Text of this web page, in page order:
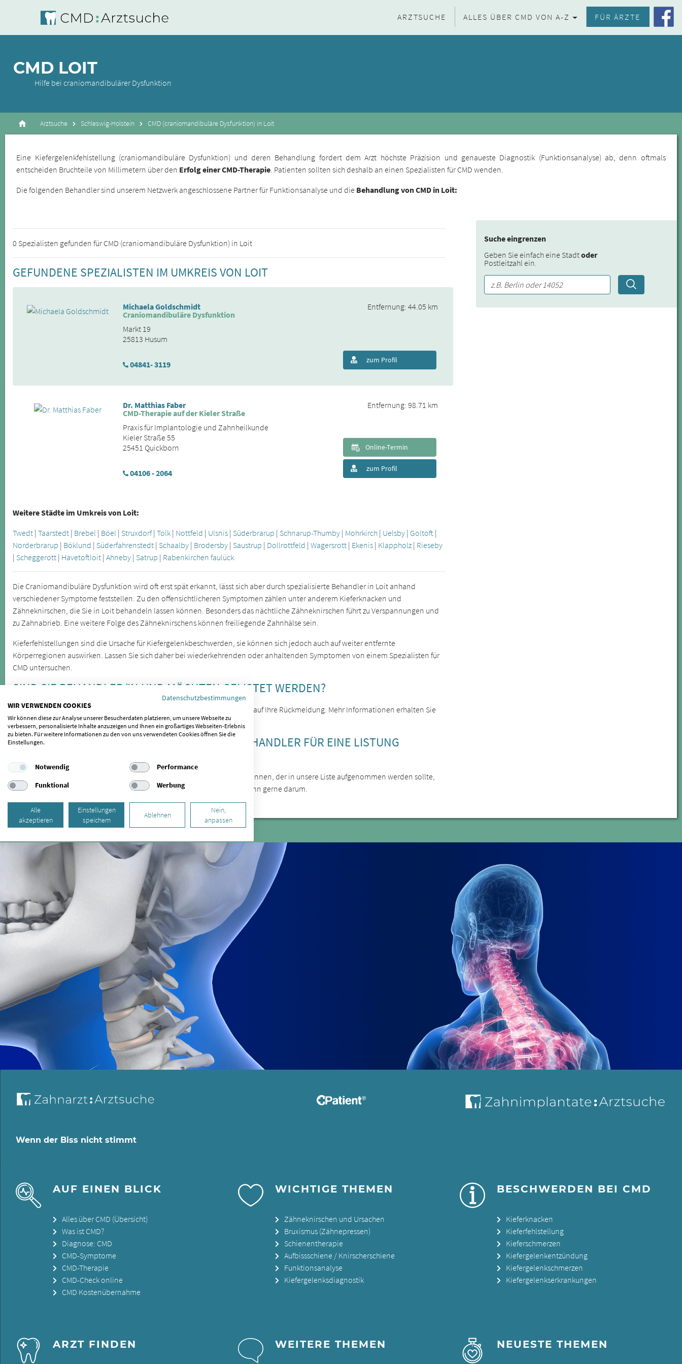
ARZTSUCHE ALLES ÜBER CMD VON A-Z FÜR ÄRZTE
CMD LOIT
Hilfe bei craniomandibulärer Dysfunktion
Arztsuche Schleswig-Holstein CMD (craniomandibuläre Dysfunktion) in Loit
Eine Kiefergelenkfehlstellung (craniomandibuläre Dysfunktion) und deren Behandlung fordert dem Arzt höchste Präzision und genaueste Diagnostik (Funktionsanalyse) ab, denn oftmals
entscheiden Bruchteile von Millimetern über den Erfolg einer CMD-Therapie . Patienten sollten sich deshalb an einen Spezialisten für CMD wenden.
Die folgenden Behandler sind unserem Netzwerk angeschlossene Partner für Funktionsanalyse und die Behandlung von CMD in Loit:
Suche eingrenzen
Geben Sie einfach eine Stadtoder
Postleitzahl ein.
0 Spezialisten gefunden für CMD (craniomandibuläre Dysfunktion) in Loit
GEFUNDENE SPEZIALISTEN IM UMKREIS VON LOIT
Michaela Goldschmidt
Craniomandibuläre Dysfunktion
Markt 19
25813 Husum
04841- 3119
Entfernung: 44.05 km
zum Profil
Dr. Matthias Faber
CMD-Therapie auf der Kieler Straße
Praxis für Implantologie und Zahnheilkunde
Kieler Straße 55
25451 Quickborn
04106 - 2064
Entfernung: 98.71 km
zum Profil
Online-Termin
Weitere Städte im Umkreis von Loit:
Twedt |Taarstedt | Brebel | Böel | Struxdorf|Tolk | Nottfeld | Ulsnis | Süderbrarup | Schnarup-Thumby | Mohrkirch | Uelsby | Goltoft |
Norderbrarup | Böklund | Süderfahrenstedt | Schaalby | Brodersby | Saustrup | Dollrottfeld |Wagersrott | Ekenis | Klappholz | Rieseby
| Scheggerott | Havetoftloit |Ahneby | Satrup | Rabenkirchen faulück
Die Craniomandibuläre Dysfunktion wird oft erst spät erkannt, lässt sich aber durch spezialisierte Behandler in Loit anhand
verschiedener Symptome feststellen. Zu den offensichtlicheren Symptomen zählen unter anderem Kieferknacken und
Zähneknirschen, die Sie in Loit behandeln lassen können. Besonders das nächtliche Zähneknirschen führt zu Verspannungen und
zu Zahnabrieb. Eine weitere Folge des Zähneknirschens können freiliegende Zahnhälse sein.
Kieferfehlstellungen sind die Ursache für Kiefergelenkbeschwerden, sie können sich jedoch auch auf weiter entfernte
Körperregionen auswirken. Lassen Sie sich daher bei wiederkehrenden oder anhaltenden Symptomen von einem Spezialisten für
CMD untersuchen.
SIND SIE BEHANDLER/IN UND MÖCHTEN GELISTET WERDEN?
Wenn auch Sie als Behandler für gelistet werden möchten, freuen wir uns auf Ihre Rückmeldung. Mehr Informationen erhalten Sie
hier.
SIND SIE PATIENT/IN UND MÖCHTEN IHREN BEHANDLER FÜR EINE LISTUNG
Sollte Ihr Behandler bisher nicht gelistet sein oder Sie einen Behandler kennen, der in unsere Liste aufgenommen werden sollte,
schreiben Sie uns bitte einfach
eine kurze Nachricht. Wir kümmern uns dann gerne darum.
Wenn der Biss nicht stimmt
AUF EINEN BLICK
Alles über CMD (Übersicht)
Was ist CMD?
Diagnose: CMD
CMD-Symptome
CMD-Therapie
CMD-Check online
CMD Kostenübernahme
WICHTIGE THEMEN
Zähneknirschen und Ursachen
Bruxismus (Zähnepressen)
Schienentherapie
Aufbissschiene / Knirscherschiene
Funktionsanalyse
Kiefergelenksdiagnostik
BESCHWERDEN BEI CMD
Kieferknacken
Kieferfehlstellung
Kieferschmerzen
Kiefergelenkentzündung
Kiefergelenkschmerzen
Kiefergelenkserkrankungen
ARZT FINDEN WEITERE THEMEN NEUESTE THEMEN
Datenschutzbestimmungen
WIR VERWENDEN COOKIES
Wir können diese zur Analyse unserer Besucherdaten platzieren, um unsere Webseite zu
verbessern, personalisierte Inhalte anzuzeigen und Ihnen ein großartiges Webseiten-Erlebnis
zu bieten. Für weitere Informationen zu den von uns verwendeten Cookies öffnen Sie die
Einstellungen.
Notwendig
Performance
Funktional
Werbung
Alle
akzeptieren
Einstellungen
speichern
Ablehnen
Nein,
anpassen